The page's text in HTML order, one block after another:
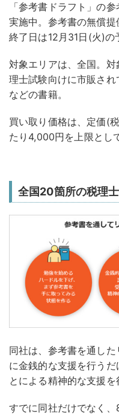
「参考書ドラフト」の
実施中。参考書の無償提
終了日は12月31日(火)の
対象エリアは、全国。
理士試験向けに市販さ
などの書籍。
買い取り価格は、定価(
たり4,000円を上限とし
全国20箇所の税理
同社は、参考書を通し
に金銭的な支援を行う
とによる精神的な支援を
すでに同社だけでなく